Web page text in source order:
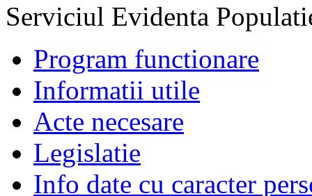
Serviciul Evidenta
Program functionare
Informatii utile
Acte necesare
Legislatie
Info date cu caracter